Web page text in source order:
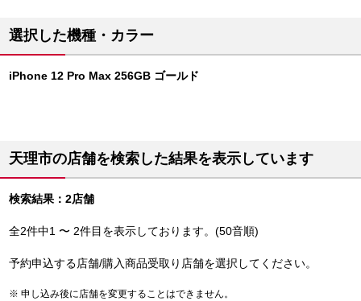
選択した機種・カラー
iPhone 12 Pro Max 256GB ゴールド
天理市の店舗を検索した結果を表示しています
検索結果：2店舗
全2件中1 〜 2件目を表示しております。(50音順)
予約申込する店舗/購入商品受取り店舗を選択してください。
申し込み後に店舗を変更することはできません。